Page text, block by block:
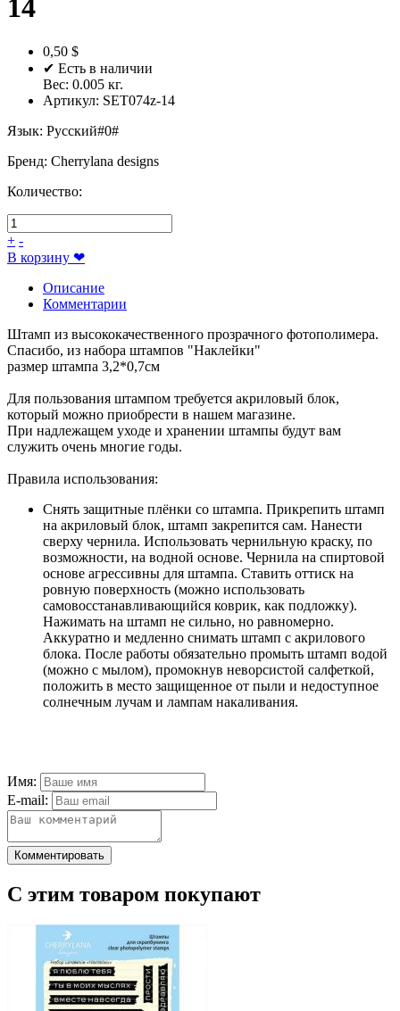
14
0,50 $
✔ Есть в наличии
Вес: 0.005 кг.
Артикул: SET074z-14
Язык: Русский#0#
Бренд: Cherrylana designs
Количество:
+ -
В корзину ❤
Описание
Комментарии
Штамп из высококачественного прозрачного фотополимера.
Спасибо, из набора штампов "Наклейки"
размер штампа 3,2*0,7см
Для пользования штампом требуется акриловый блок,
который можно приобрести в нашем магазине.
При надлежащем уходе и хранении штампы будут вам
служить очень многие годы.
Правила использования:
Снять защитные плёнки со штампа. Прикрепить штамп
на акриловый блок, штамп закрепится сам. Нанести
сверху чернила. Использовать чернильную краску, по
возможности, на водной основе. Чернила на спиртовой
основе агрессивны для штампа. Ставить оттиск на
ровную поверхность (можно использовать
самовосстанавливающийся коврик, как подложку).
Нажимать на штамп не сильно, но равномерно.
Аккуратно и медленно снимать штамп с акрилового
блока. После работы обязательно промыть штамп водой
(можно с мылом), промокнув неворсистой салфеткой,
положить в место защищенное от пыли и недоступное
солнечным лучам и лампам накаливания.
Имя:
E-mail:
Комментировать
С этим товаром покупают